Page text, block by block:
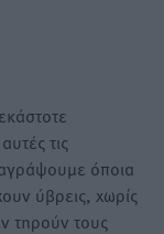
τις
όποια
ύβρεις, χωρίς
τηρούν τους